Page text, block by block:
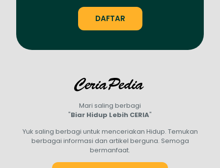
Mari saling berbagi
"Biar Hidup Lebih CERIA"
Yuk saling berbagi untuk menceriakan Hidup. Temukan
berbagai informasi dan artikel berguna. Semoga
bermanfaat.